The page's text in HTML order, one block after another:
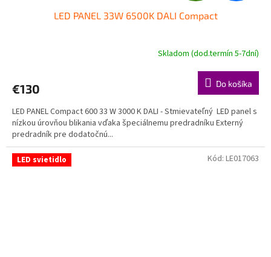
D
A
R
M
O
LED PANEL 33W 6500K DALI Compact
Skladom (dod.termín 5-7dní)
€130 Do košíka
LED PANEL Compact 600 33 W 3000 K DALI - Stmievateľný LED panel s
nízkou úrovňou blikania vďaka špeciálnemu predradníku Externý
predradník pre dodatočnú...
LED svietidlo Kód: LE017063